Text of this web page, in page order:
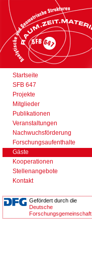
Startseite
SFB 647
Projekte
Mitglieder
Publikationen
Veranstaltungen
Nachwuchsförderung
Forschungsaufenthalte
Gäste
Kooperationen
Stellenangebote
Kontakt
Gefördert durch die
Deutsche
Forschungsgemeinschaft